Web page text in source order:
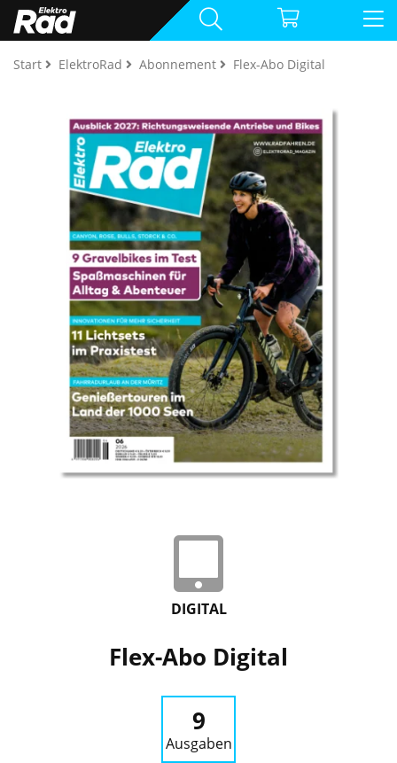
Start ElektroRad Abonnement Flex-Abo Digital
DIGITAL
Flex-Abo Digital
9
Ausgaben